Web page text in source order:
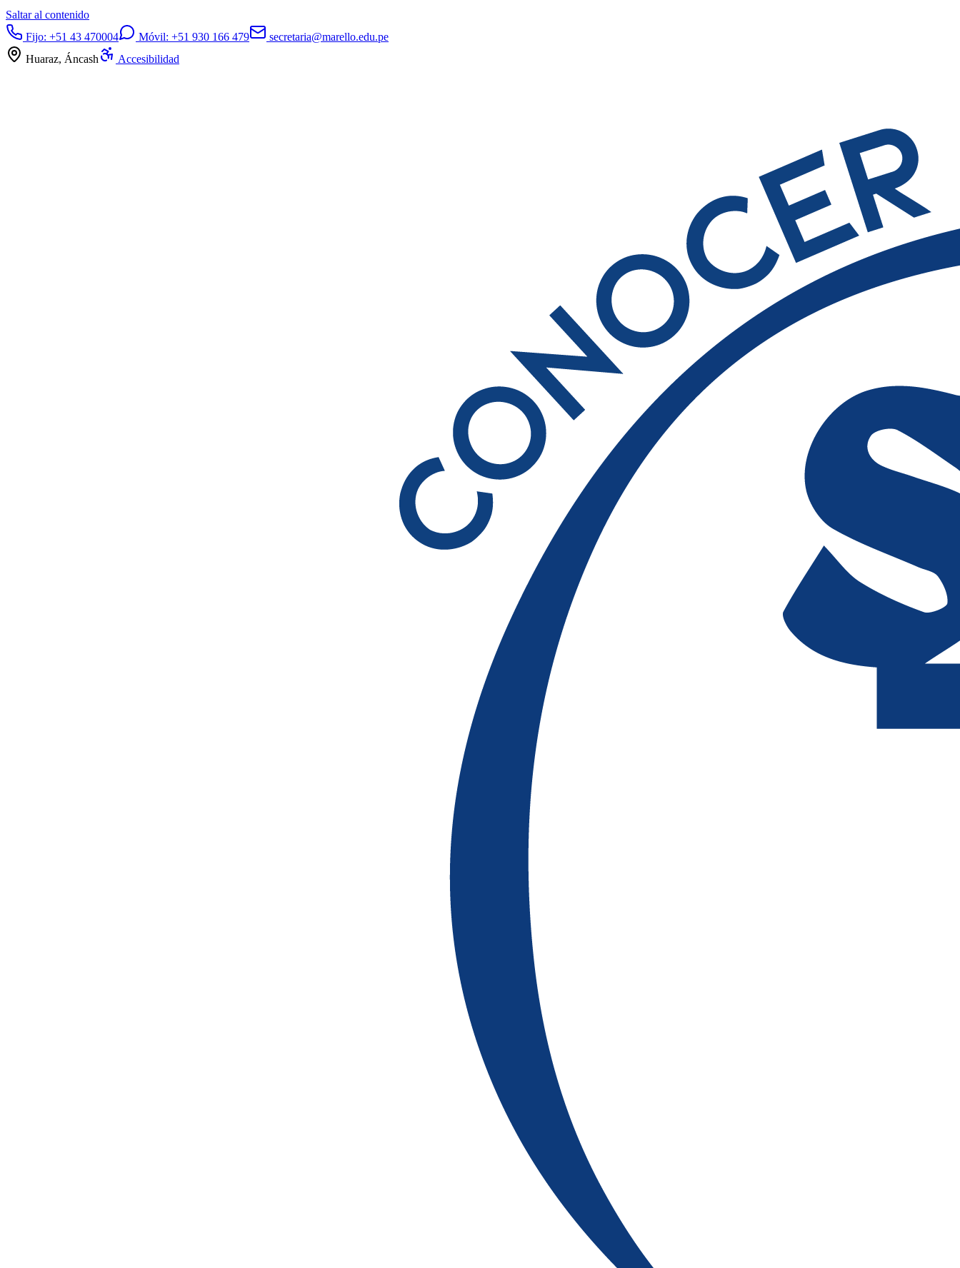
Saltar al contenido
Fijo: +51 43 470004 Móvil: +51 930 166 479
secretaria@marello.edu.pe
Huaraz, Áncash
Accesibilidad